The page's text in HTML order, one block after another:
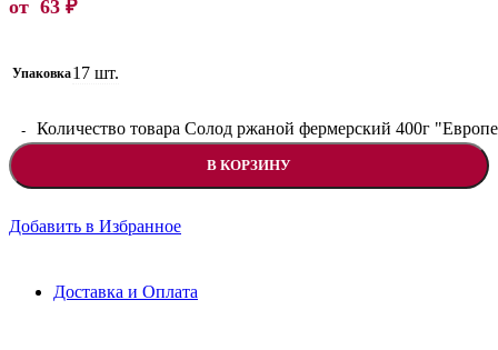
от 63 ₽
Упаковка17 шт.
Количество товара Солод ржаной фермерский 400г
В КОРЗИНУ
Добавить в Избранное
Доставка и Оплата